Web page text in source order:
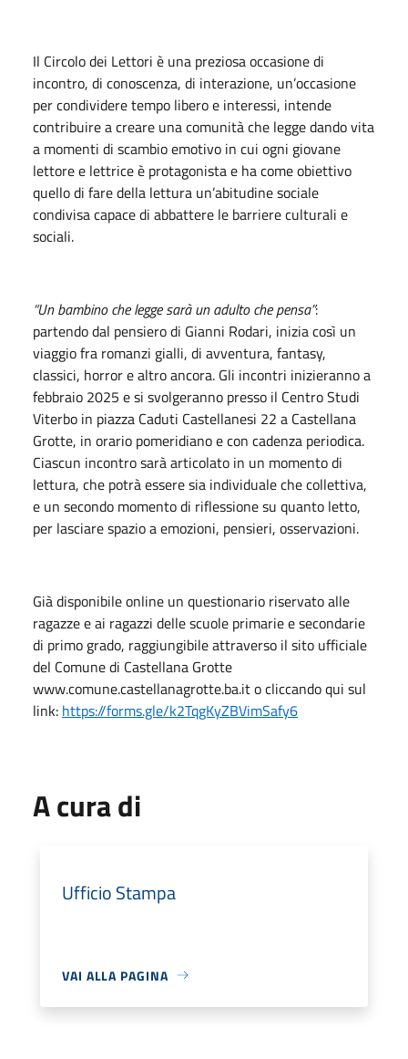
Il Circolo dei Lettori è una preziosa occasione di
incontro, di conoscenza, di interazione, un’occasione
per condividere tempo libero e interessi, intende
contribuire a creare una comunità che legge dando vita
a momenti di scambio emotivo in cui ogni giovane
lettore e lettrice è protagonista e ha come obiettivo
quello di fare della lettura un’abitudine sociale
condivisa capace di abbattere le barriere culturali e
sociali.
“Un bambino che legge sarà un adulto che pensa”:
partendo dal pensiero di Gianni Rodari, inizia così un
viaggio fra romanzi gialli, di avventura, fantasy,
classici, horror e altro ancora. Gli incontri inizieranno a
febbraio 2025 e si svolgeranno presso il Centro Studi
Viterbo in piazza Caduti Castellanesi 22 a Castellana
Grotte, in orario pomeridiano e con cadenza periodica.
Ciascun incontro sarà articolato in un momento di
lettura, che potrà essere sia individuale che collettiva,
e un secondo momento di riflessione su quanto letto,
per lasciare spazio a emozioni, pensieri, osservazioni.
Già disponibile online un questionario riservato alle
ragazze e ai ragazzi delle scuole primarie e secondarie
di primo grado, raggiungibile attraverso il sito ufficiale
del Comune di Castellana Grotte
www.comune.castellanagrotte.ba.it o cliccando qui sul
link: https://forms.gle/k2TqgKyZBVimSafy6
A cura di
Ufficio Stampa
VAI ALLA PAGINA